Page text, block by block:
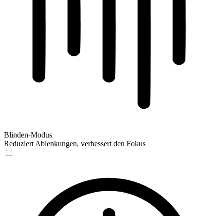
Blinden-Modus
Reduziert Ablenkungen, verbessert den Fokus